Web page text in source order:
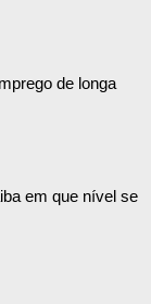
de longa
em que nível se